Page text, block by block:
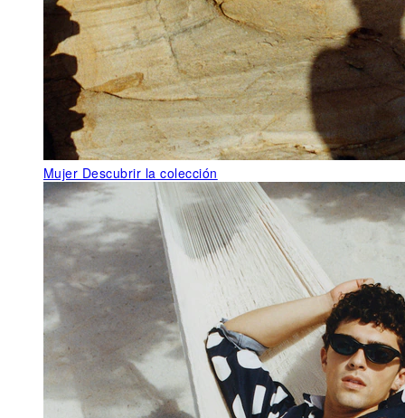
Mujer Descubrir la colección